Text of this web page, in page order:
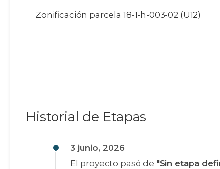
Zonificación parcela 18-1-h-003-02 (U12)
Historial de Etapas
3 junio, 2026
El proyecto pasó de "Sin etapa